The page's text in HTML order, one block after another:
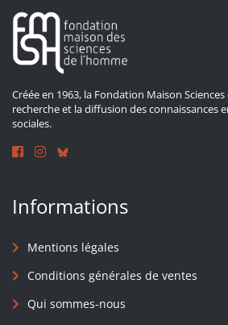
Créée en 1963, la Fondation Maison
recherche et la diffusion des connaissances
sociales.
Informations
Mentions légales
Conditions générales de ventes
Qui sommes-nous